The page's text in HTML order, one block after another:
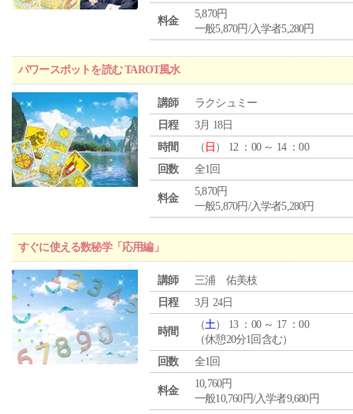
料金
5,870円
一般5,870円/入学者5,280円
パワースポットを読む TAROT風水
講師
ラクシュミー
日程
3月 18日
時間
（ 日 ） 12 ：00 ～ 14 ：00
回数
全1回
料金
5,870円
一般5,870円/入学者5,280円
すぐに使える数秘学「応用編」
講師
三浦 佑美枝
日程
3月 24日
時間
（土） 13 ：00 ～ 17 ：00
（休憩20分1回含む）
回数
全1回
料金
10,760円
一般10,760円/入学者9,680円